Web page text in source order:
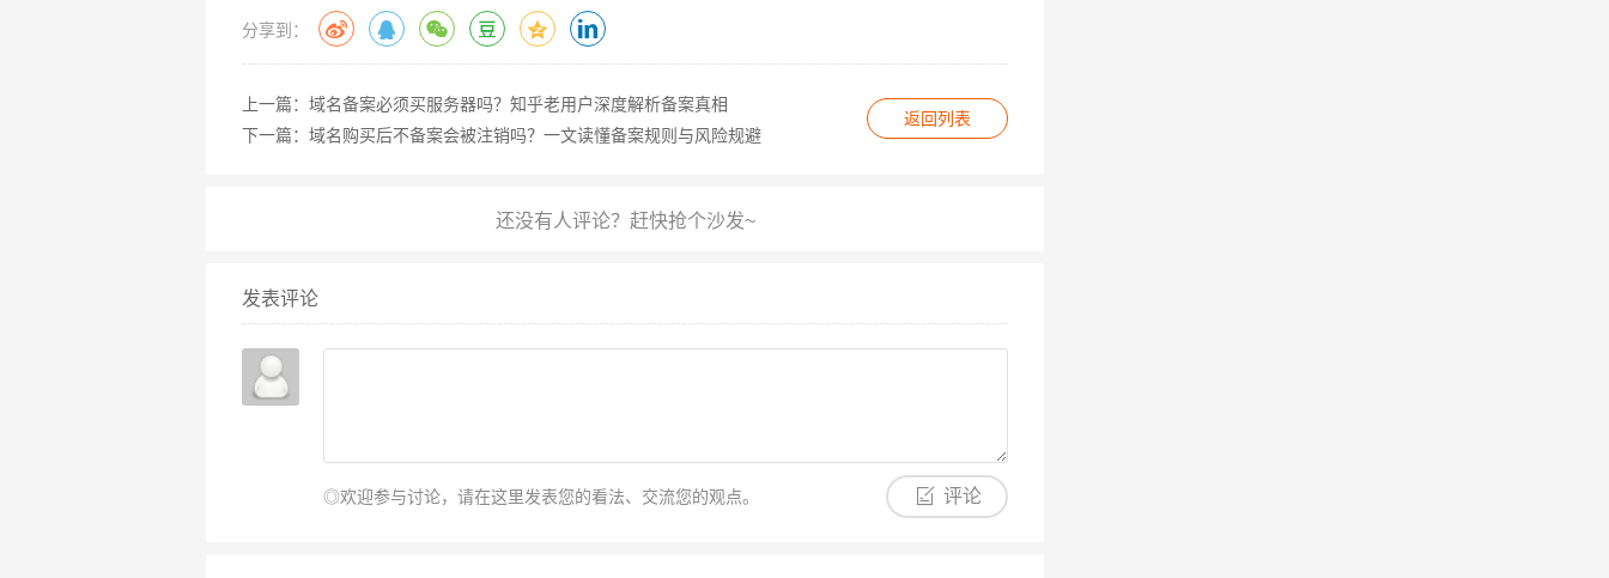
的域名在合规的轨道上高速运行，不妨打开知乎，搜索相关问题，那里有更生动的案例和即
时的政策解读,助你顺利完成备案之旅。
分享到：
返回列表
上一篇： 域名备案必须买服务器吗？知乎老用户深度解析备案真相
下一篇： 域名购买后不备案会被注销吗？一文读懂备案规则与风险规避
发表评论
评论
◎欢迎参与讨论，请在这里发表您的看法、交流您的观点。